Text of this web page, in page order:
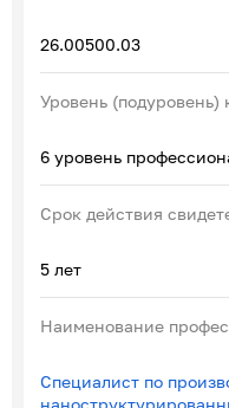
26.00500.03
Уровень (подуровень)
6 уровень
Срок действия
5 лет
Наименование
Специалист по